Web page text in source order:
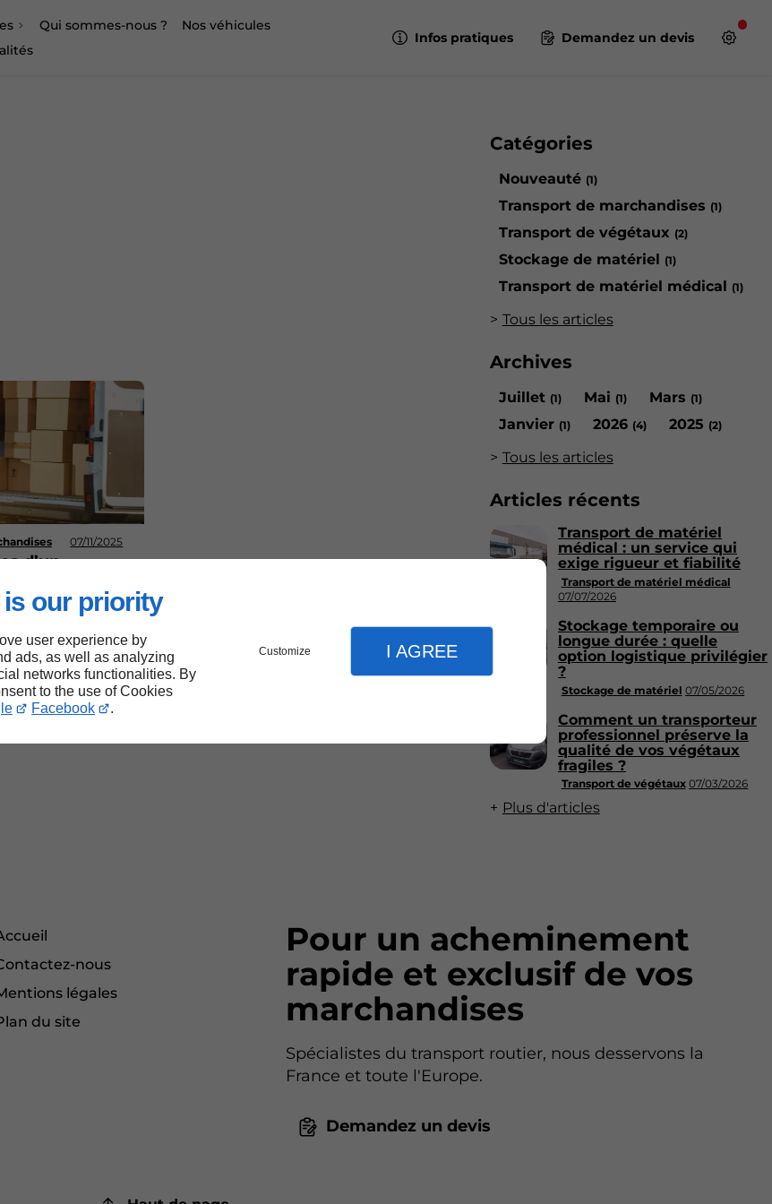
our priority
user experience by
ads, as well as analyzing
networks functionalities. By
to the use of Cookies
Facebook .
Customize I AGREE
Qui sommes-nous ?
Nos véhicules
Infos pratiques Demandez un devis
Catégories
Nouveauté (1)
Transport de marchandises (1)
Transport de végétaux (2)
Stockage de matériel (1)
Transport de matériel médical (1)
Tous les articles
Archives
Juillet (1) Mai (1) Mars (1)
Janvier (1) 2026 (4) 2025 (2)
Tous les articles
Articles récents
Transport de matériel médical
07/07/2026
Transport de matériel
médical : un service qui
exige rigueur et fiabilité
Stockage de matériel 07/05/2026
Stockage temporaire ou
longue durée : quelle
option logistique privilégier
?
Transport de végétaux 07/03/2026
Comment un transporteur
professionnel préserve la
qualité de vos végétaux
fragiles ?
Plus d'articles
07/11/2025
d’un
stockage
nous
légales
du site
Pour un acheminement
rapide et exclusif de vos
marchandises
Spécialistes du transport routier, nous desservons la
France et toute l'Europe.
Demandez un devis